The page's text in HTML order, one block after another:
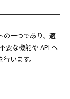
の一つであり、適
要な機能や API へ
います。